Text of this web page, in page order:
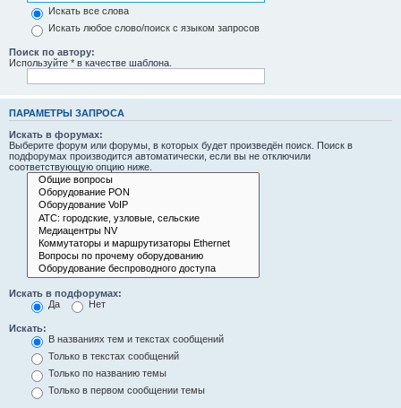
Искать все слова
Искать любое слово/поиск с языком запросов
Поиск по автору:
Используйте * в качестве шаблона.
ПАРАМЕТРЫ ЗАПРОСА
Искать в форумах:
Выберите форум или форумы, в которых будет произведён поиск. Поиск в
подфорумах производится автоматически, если вы не отключили
соответствующую опцию ниже.
Искать в подфорумах:
Да
Нет
Искать:
В названиях тем и текстах сообщений
Только в текстах сообщений
Только по названию темы
Только в первом сообщении темы